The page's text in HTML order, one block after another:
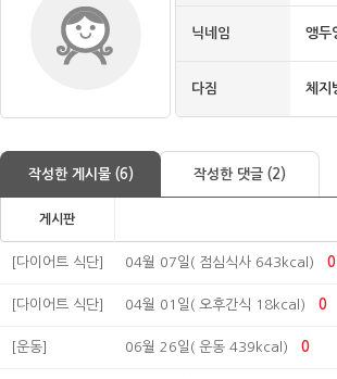
닉네임 앵두
다짐 체지
작성한 게시물 (6) 작성한 댓글 (2)
게시판
[다이어트 식단] 04월 07일( 점심식사 643kcal) 0
[다이어트 식단] 04월 01일( 오후간식 18kcal) 0
[운동] 06월 26일( 운동 439kcal) 0